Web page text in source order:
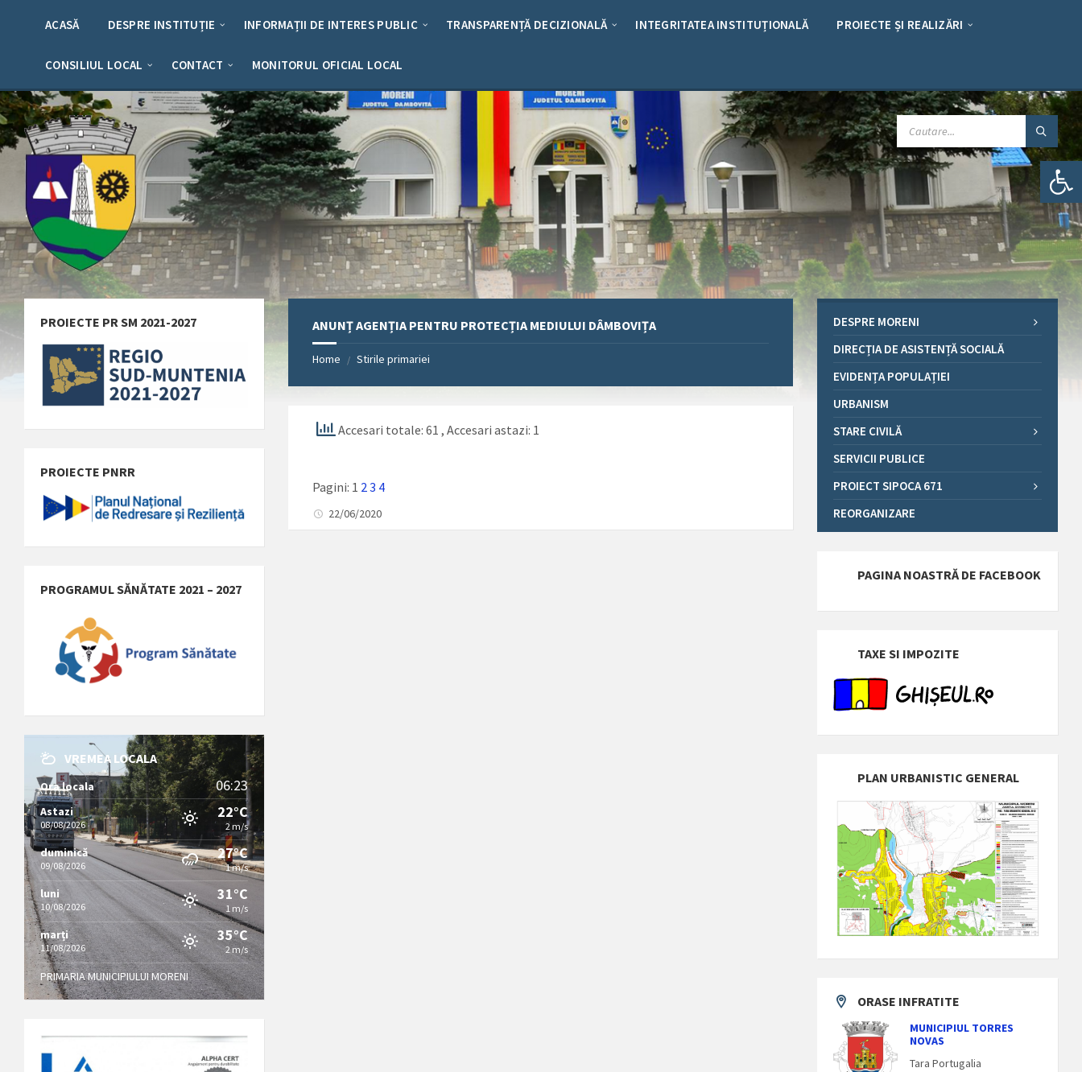
Deschide bara de unelte
ACASĂ DESPRE INSTITUȚIE INFORMAȚII DE INTERES PUBLIC TRANSPARENȚĂ DECIZIONALĂ INTEGRITATEA INSTITUȚIONALĂ PROIECTE ȘI REALIZĂRI
CONSILIUL LOCAL CONTACT MONITORUL OFICIAL LOCAL
CAUTARE:
ANUNȚ AGENȚIA PENTRU PROTECȚIA MEDIULUI DÂMBOVIȚA
Home / Stirile primariei
Accesari totale: 61, Accesari astazi: 1
Pagini: 1 2 3 4
22/06/2020
PROIECTE PR SM 2021-2027
PROIECTE PNRR
PROGRAMUL SĂNĂTATE 2021 – 2027
VREMEA LOCALA
Ora locala 06:23
Astazi
08/08/2026
22°C
2 m/s
duminică
09/08/2026
27°C
1 m/s
luni
10/08/2026
31°C
1 m/s
marți
11/08/2026
35°C
2 m/s
PRIMARIA MUNICIPIULUI MORENI
DESPRE MORENI
DIRECȚIA DE ASISTENȚĂ SOCIALĂ
EVIDENȚA POPULAȚIEI
URBANISM
STARE CIVILĂ
SERVICII PUBLICE
PROIECT SIPOCA 671
REORGANIZARE
PAGINA NOASTRĂ DE FACEBOOK
TAXE SI IMPOZITE
PLAN URBANISTIC GENERAL
ORASE INFRATITE
MUNICIPIUL TORRES
NOVAS
Tara Portugalia